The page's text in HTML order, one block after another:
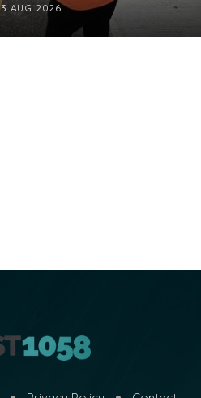
3 AUG 2026